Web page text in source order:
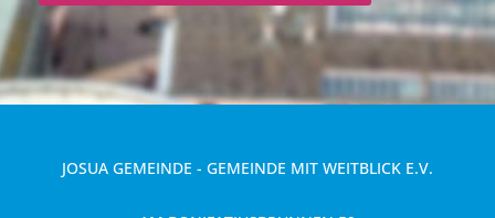
JOSUA GEMEINDE - GEMEINDE MIT WEITBLICK E.V.